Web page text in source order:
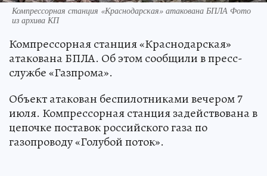
Компрессорная станция «Краснодарская» атакована БПЛА Фото
из архива КП
Компрессорная станция «Краснодарская»
атакована БПЛА. Об этом сообщили в пресс-
службе «Газпрома».
Объект атакован беспилотниками вечером 7
июля. Компрессорная станция задействована в
цепочке поставок российского газа по
газопроводу «Голубой поток».